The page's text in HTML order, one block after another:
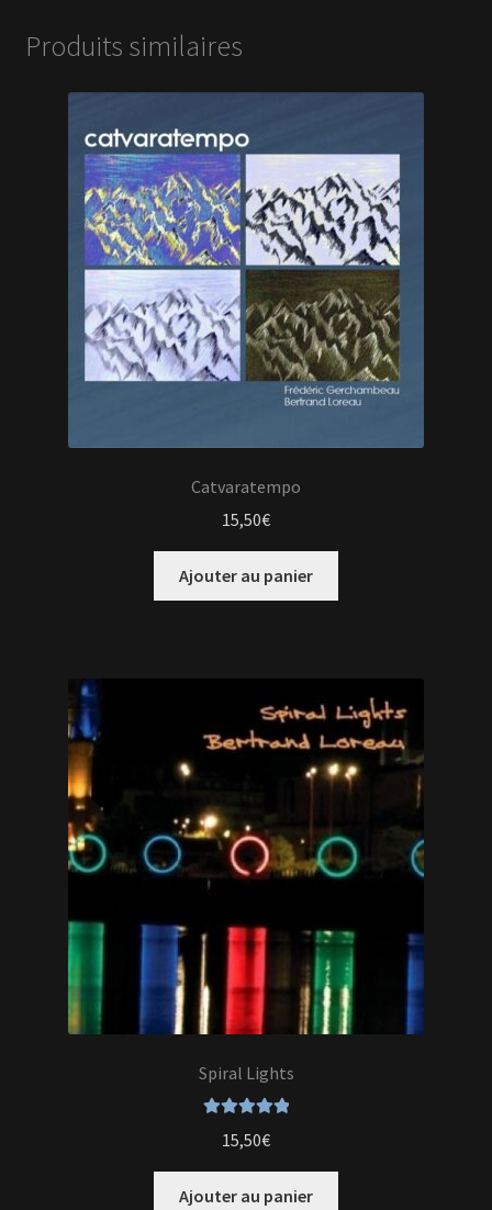
Produits similaires
Catvaratempo
15,50€
Ajouter au panier
Spiral Lights
5
15,50€
Ajouter au panier